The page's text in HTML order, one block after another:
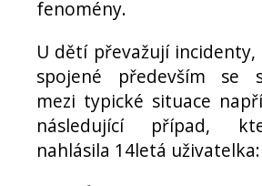
fenomény.
U dětí převažují
spojené především se
mezi typické situace
následující případ,
nahlásila 14letá uživatelka: